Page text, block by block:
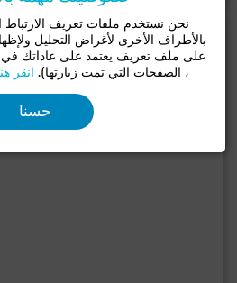
نحن نستخدم ملفات تعريف الارتباط
بالأطراف الأخرى لأغراض التحليل
على ملف تعريف يعتمد على عاداتك في
، الصفحات التي تمت زيارتها). انقر
حسنا